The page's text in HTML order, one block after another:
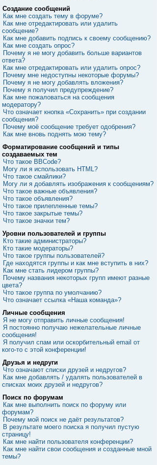
Создание сообщений
Как мне создать тему в форуме?
Как мне отредактировать или удалить
сообщение?
Как мне добавить подпись к своему сообщению?
Как мне создать опрос?
Почему я не могу добавить больше вариантов
ответа?
Как мне отредактировать или удалить опрос?
Почему мне недоступны некоторые форумы?
Почему я не могу добавлять вложения?
Почему я получил предупреждение?
Как мне пожаловаться на сообщения
модератору?
Что означает кнопка «Сохранить» при создании
сообщения?
Почему моё сообщение требует одобрения?
Как мне вновь поднять мою тему?
Форматирование сообщений и типы
создаваемых тем
Что такое BBCode?
Могу ли я использовать HTML?
Что такое смайлики?
Могу ли я добавлять изображения к сообщениям?
Что такое важные объявления?
Что такое объявления?
Что такое прилепленные темы?
Что такое закрытые темы?
Что такое значки тем?
Уровни пользователей и группы
Кто такие администраторы?
Кто такие модераторы?
Что такое группы пользователей?
Где находятся группы и как мне вступить в них?
Как мне стать лидером группы?
Почему названия некоторых групп имеют разные
цвета?
Что такое группа по умолчанию?
Что означает ссылка «Наша команда»?
Личные сообщения
Я не могу отправить личные сообщения!
Я постоянно получаю нежелательные личные
сообщения!
Я получил спам или оскорбительный email от
кого-то с этой конференции!
Друзья и недруги
Что означают списки друзей и недругов?
Как мне добавлять / удалять пользователей в
списках моих друзей и недругов?
Поиск по форумам
Как мне выполнить поиск по форуму или
форумам?
Почему мой поиск не даёт результатов?
В результате моего поиска я получил пустую
страницу!
Как мне найти пользователя конференции?
Как мне найти свои сообщения и созданные мной
темы?